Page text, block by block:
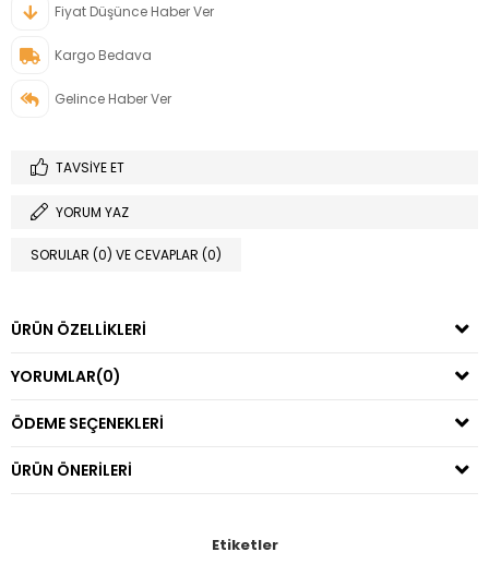
Fiyat Düşünce Haber Ver
Kargo Bedava
Gelince Haber Ver
TAVSIYE ET
YORUM YAZ
SORULAR (0) VE CEVAPLAR (0)
ÜRÜN ÖZELLIKLERI
YORUMLAR(0)
ÖDEME SEÇENEKLERI
ÜRÜN ÖNERILERI
Etiketler